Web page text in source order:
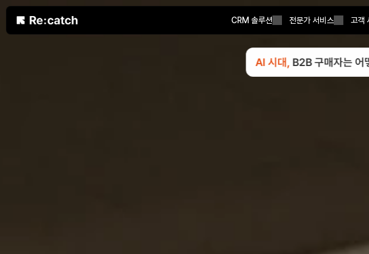
CRM 솔루션 전문가 서비스 고객
AI 시대, B2B 구매자는 어